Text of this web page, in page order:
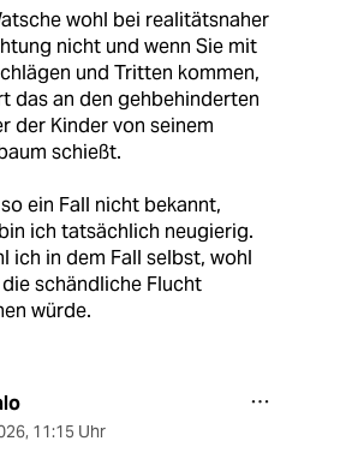
wohl bei realitätsnaher
nicht und wenn Sie mit
und Tritten kommen,
das an den gehbehinderten
der Kinder von seinem
schießt.
ein Fall nicht bekannt,
ich tatsächlich neugierig.
ich in dem Fall selbst, wohl
schändliche Flucht
würde.
, 11:15 Uhr